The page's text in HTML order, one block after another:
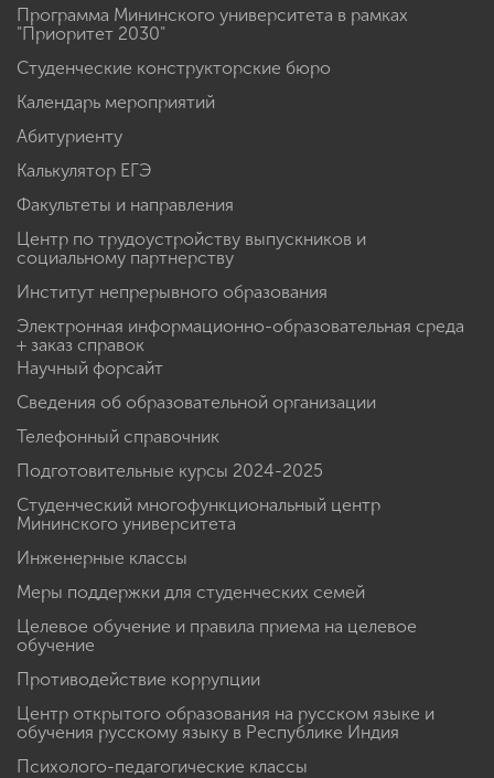
Программа Мининского университета в рамках
"Приоритет 2030"
Студенческие конструкторские бюро
Календарь мероприятий
Абитуриенту
Калькулятор ЕГЭ
Факультеты и направления
Центр по трудоустройству выпускников и
социальному партнерству
Институт непрерывного образования
Электронная информационно-образовательная среда
+ заказ справок
Научный форсайт
Сведения об образовательной организации
Телефонный справочник
Подготовительные курсы 2024-2025
Студенческий многофункциональный центр
Мининского университета
Инженерные классы
Меры поддержки для студенческих семей
Целевое обучение и правила приема на целевое
обучение
Противодействие коррупции
Центр открытого образования на русском языке и
обучения русскому языку в Республике Индия
Психолого-педагогические классы